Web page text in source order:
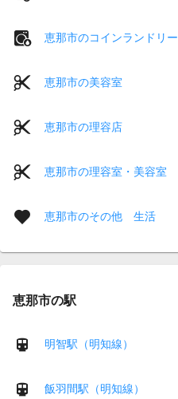
恵那市のコインランドリー
恵那市の美容室
恵那市の理容店
恵那市の理容室・美容室
恵那市のその他 生活
恵那市の駅
明智駅（明知線）
飯羽間駅（明知線）